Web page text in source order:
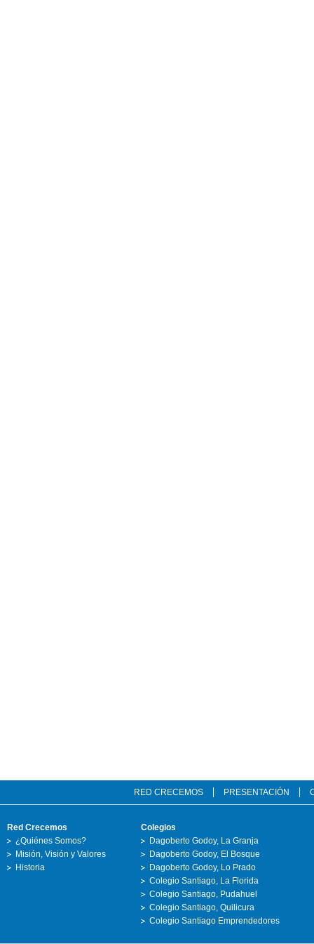
RED CRECEMOS PRESENTACIÓN
Red Crecemos
¿Quiénes Somos?
Misión, Visión y Valores
Historia
Colegios
Dagoberto Godoy, La Granja
Dagoberto Godoy, El Bosque
Dagoberto Godoy, Lo Prado
Colegio Santiago, La Florida
Colegio Santiago, Pudahuel
Colegio Santiago, Quilicura
Colegio Santiago Emprendedores